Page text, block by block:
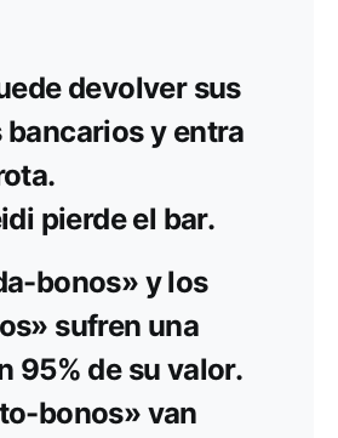
devolver sus
bancarios y entra
pierde el bar.
bonos» y los
sufren una
95% de su valor.
bonos» van